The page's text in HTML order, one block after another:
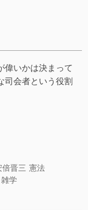
偉いかは決まって
司会者という役割
倍晋三 憲法
雑学